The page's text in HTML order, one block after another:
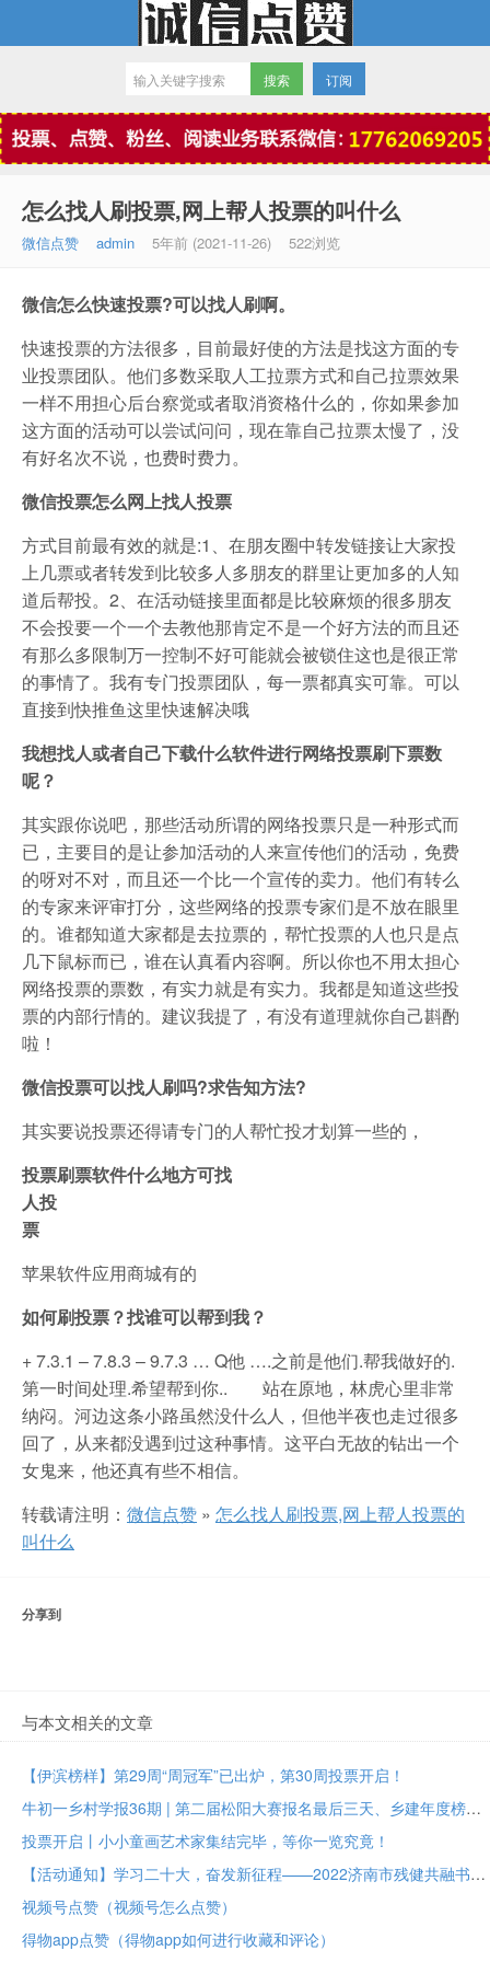
微信点赞
订阅
怎么找人刷投票,网上帮人投票的叫什么
微信点赞 admin 5年前 (2021-11-26) 522浏览
微信怎么快速投票?可以找人刷啊。
快速投票的方法很多，目前最好使的方法是找这方面的专
业投票团队。他们多数采取人工拉票方式和自己拉票效果
一样不用担心后台察觉或者取消资格什么的，你如果参加
这方面的活动可以尝试问问，现在靠自己拉票太慢了，没
有好名次不说，也费时费力。
微信投票怎么网上找人投票
方式目前最有效的就是:1、在朋友圈中转发链接让大家投
上几票或者转发到比较多人多朋友的群里让更加多的人知
道后帮投。2、在活动链接里面都是比较麻烦的很多朋友
不会投要一个一个去教他那肯定不是一个好方法的而且还
有那么多限制万一控制不好可能就会被锁住这也是很正常
的事情了。我有专门投票团队，每一票都真实可靠。可以
直接到快推鱼这里快速解决哦
我想找人或者自己下载什么软件进行网络投票刷下票数
呢？
其实跟你说吧，那些活动所谓的网络投票只是一种形式而
已，主要目的是让参加活动的人来宣传他们的活动，免费
的呀对不对，而且还一个比一个宣传的卖力。他们有转么
的专家来评审打分，这些网络的投票专家们是不放在眼里
的。谁都知道大家都是去拉票的，帮忙投票的人也只是点
几下鼠标而已，谁在认真看内容啊。所以你也不用太担心
网络投票的票数，有实力就是有实力。我都是知道这些投
票的内部行情的。建议我提了，有没有道理就你自己斟酌
啦！
微信投票可以找人刷吗?求告知方法?
其实要说投票还得请专门的人帮忙投才划算一些的，
投票刷票软件什么地方可找
人投
票
苹果软件应用商城有的
如何刷投票？找谁可以帮到我？
+ 7.3.1 – 7.8.3 – 9.7.3 … Q他 ….之前是他们.帮我做好的.
第一时间处理.希望帮到你.. 站在原地，林虎心里非常
纳闷。河边这条小路虽然没什么人，但他半夜也走过很多
回了，从来都没遇到过这种事情。这平白无故的钻出一个
女鬼来，他还真有些不相信。
转载请注明： 微信点赞 » 怎么找人刷投票,网上帮人投票的
叫什么
分享到
与本文相关的文章
【伊滨榜样】第29周“周冠军”已出炉，第30周投票开启！
牛初一乡村学报36期 | 第二届松阳大赛报名最后三天、乡建年度榜样大众投票进行中
投票开启丨小小童画艺术家集结完毕，等你一览究竟！
【活动通知】学习二十大，奋发新征程——2022济南市残健共融书法美术作品展投票评选
视频号点赞（视频号怎么点赞）
得物app点赞（得物app如何进行收藏和评论）